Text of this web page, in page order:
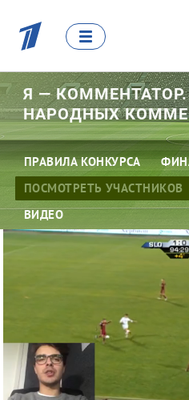
Я —
НАРОДНЫХ
ПРАВИЛА КОНКУРСА
ПОСМОТРЕТЬ УЧАСТНИКОВ
ВИДЕО